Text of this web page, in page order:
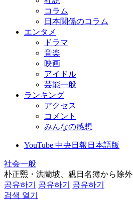
コラム
日本関係のコラム
エンタメ
ドラマ
音楽
映画
アイドル
芸能一般
ランキング
アクセス
コメント
みんなの感想
YouTube 中央日報日本語版
社会一般
朴正煕・洪蘭坡、親日名簿から除外
공유하기
공유하기
공유하기
검색 열기